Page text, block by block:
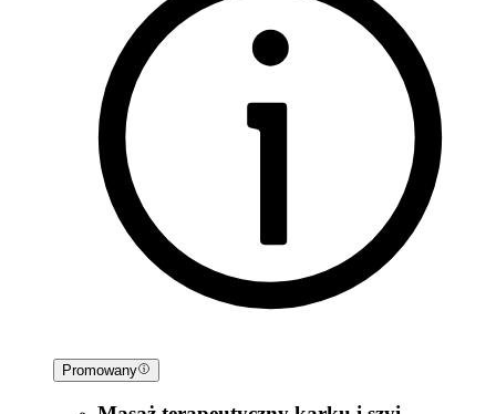
Promowany